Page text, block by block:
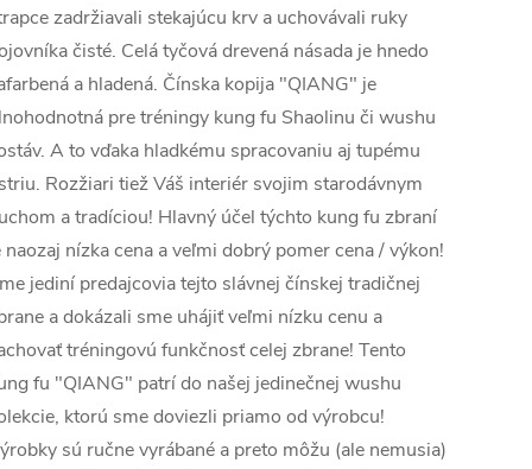
zadržiavali stekajúcu krv a uchovávali ruky
čisté. Celá tyčová drevená násada je hnedo
a hladená. Čínska kopija "QIANG" je
pre tréningy kung fu Shaolinu či wushu
A to vďaka hladkému spracovaniu aj tupému
Rozžiari tiež Váš interiér svojim starodávnym
a tradíciou! Hlavný účel týchto kung fu zbraní
naozaj nízka cena a veľmi dobrý pomer cena / výkon!
jediní predajcovia tejto slávnej čínskej tradičnej
a dokázali sme uhájiť veľmi nízku cenu a
tréningovú funkčnosť celej zbrane! Tento
fu "QIANG" patrí do našej jedinečnej wushu
ktorú sme doviezli priamo od výrobcu!
sú ručne vyrábané a preto môžu (ale nemusia)